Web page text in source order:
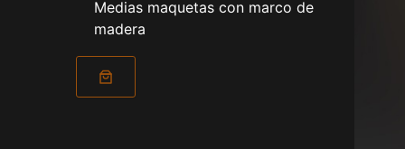
Medias maquetas con marco de
madera